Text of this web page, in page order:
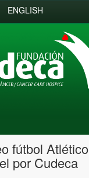
ENGLISH
fútbol Atlético
por Cudeca